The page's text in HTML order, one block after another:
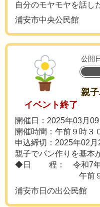
自分のモヤモヤを話し
浦安市中央公民館
公開
親
イベント終了
開催日：2025年03月09
開催時間：午前９時３
申込締切：2025年02月
親子でパン作りを基本
◆日 程： 令和7年3
午前９
浦安市日の出公民館